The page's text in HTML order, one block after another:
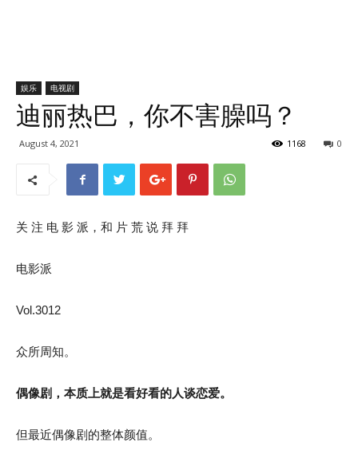
娱乐 电视剧
迪丽热巴，你不害臊吗？
August 4, 2021 0
1168
关 注 电 影 派，和 片 荒 说 拜 拜
电影派
Vol.3012
众所周知。
偶像剧，本质上就是看好看的人谈恋爱。
但最近偶像剧的整体颜值。